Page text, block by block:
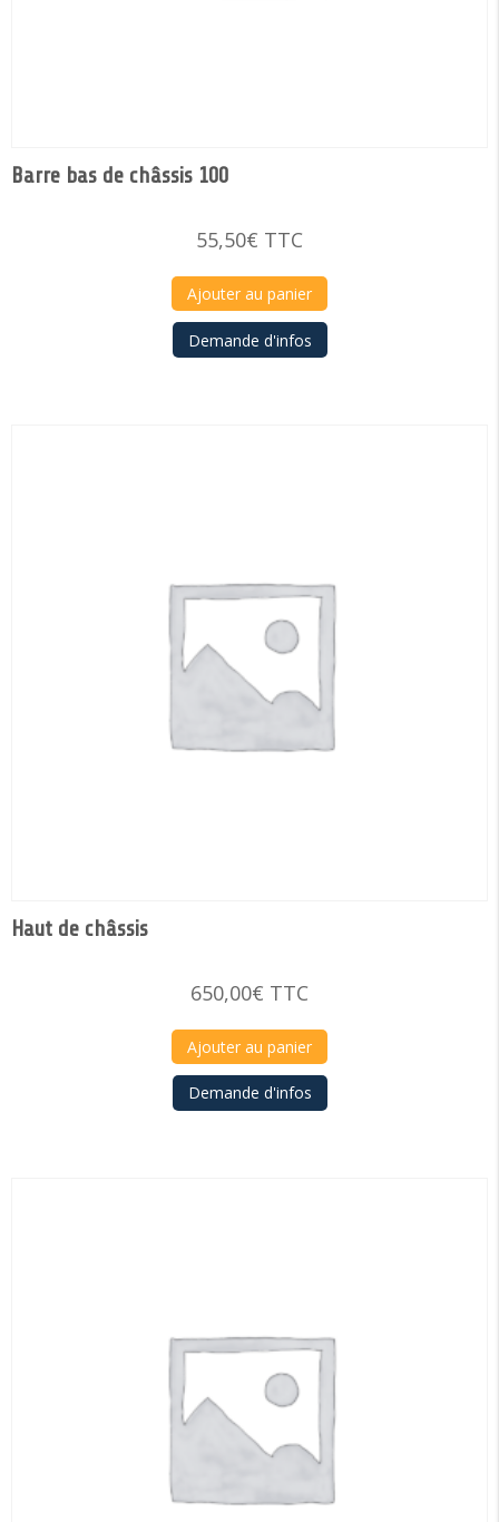
Barre bas de châssis 100
55,50€ TTC
Ajouter au panier
Demande d'infos
Haut de châssis
650,00€ TTC
Ajouter au panier
Demande d'infos